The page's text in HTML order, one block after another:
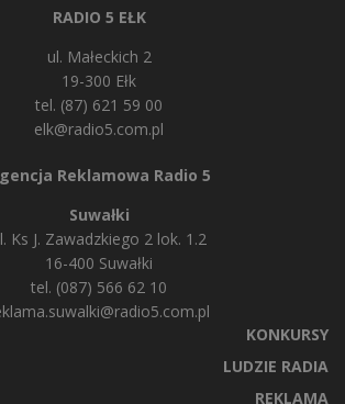
RADIO 5 EŁK
ul. Małeckich 2
19-300 Ełk
tel. (87) 621 59 00
elk@radio5.com.pl
Reklamowa Radio 5
Suwałki
Ks J. Zawadzkiego 2 lok. 1.2
16-400 Suwałki
tel. (087) 566 62 10
KONKURSY
LUDZIE RADIA
REKLAMA